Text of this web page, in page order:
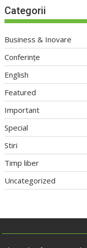
Categorii
Business & Inovare
Conferințe
English
Featured
Important
Special
Stiri
Timp liber
Uncategorized